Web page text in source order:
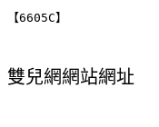
【6605C】
雙兒網網站網址